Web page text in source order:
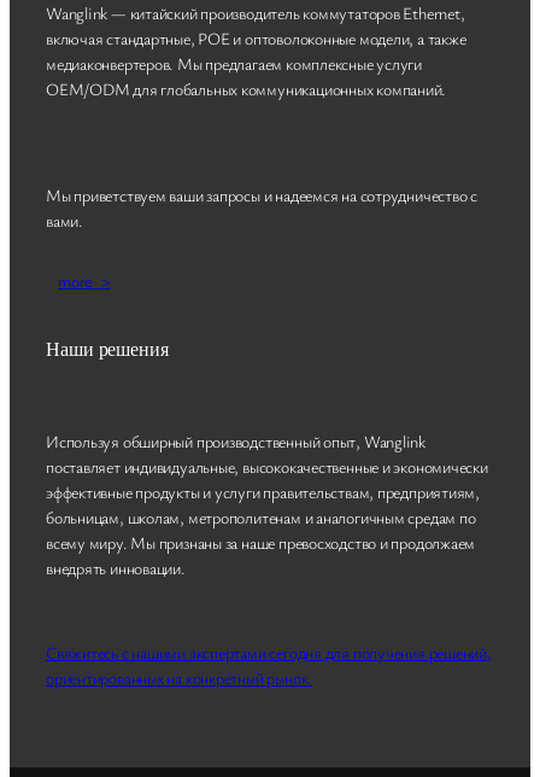
Wanglink — китайский производитель коммутаторов Ethernet,
включая стандартные, POE и оптоволоконные модели, а также
медиаконвертеров. Мы предлагаем комплексные услуги
OEM/ODM для глобальных коммуникационных компаний.
Мы приветствуем ваши запросы и надеемся на сотрудничество с
вами.
more_>
Наши решения
Используя обширный производственный опыт, Wanglink
поставляет индивидуальные, высококачественные и экономически
эффективные продукты и услуги правительствам, предприятиям,
больницам, школам, метрополитенам и аналогичным средам по
всему миру. Мы признаны за наше превосходство и продолжаем
внедрять инновации.
Свяжитесь с нашими экспертами сегодня для получения решений,
ориентированных на конкретный рынок.